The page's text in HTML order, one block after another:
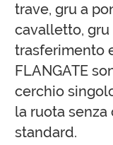
trave, gru a
cavalletto,
trasferimento
FLANGATE
cerchio
la ruota
standard.